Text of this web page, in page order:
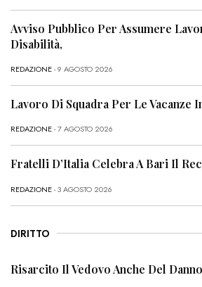
Avviso Pubblico Per Assumere
Disabilità,
REDAZIONE- 9 AGOSTO 2026
Lavoro Di Squadra Per Le Vacanze
REDAZIONE- 7 AGOSTO 2026
Fratelli D’Italia Celebra A Bari Il
REDAZIONE- 3 AGOSTO 2026
DIRITTO
Risarcito Il Vedovo Anche Del